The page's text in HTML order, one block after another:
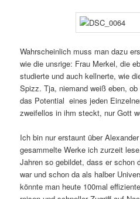
Wahrscheinlich muss man dazu
wie die unsrige: Frau Merkel, die
studierte und auch kellnerte, wie
Spizz. Tja, niemand weiß eben,
das Potential eines jeden
zweifellos in ihm steckt, nur Gott
Ich bin nur erstaunt über
gesammelte Werke ich zurzeit
Jahren so gebildet, dass er schon
war und schon da als halber
könnte man heute 100mal